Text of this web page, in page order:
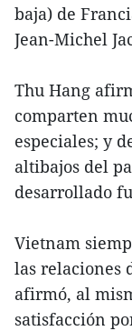
baja) de
Jean-Michel
Thu Hang
comparten
especiales; y
altibajos del
desarrollado
Vietnam
las relaciones
afirmó, al
satisfacción